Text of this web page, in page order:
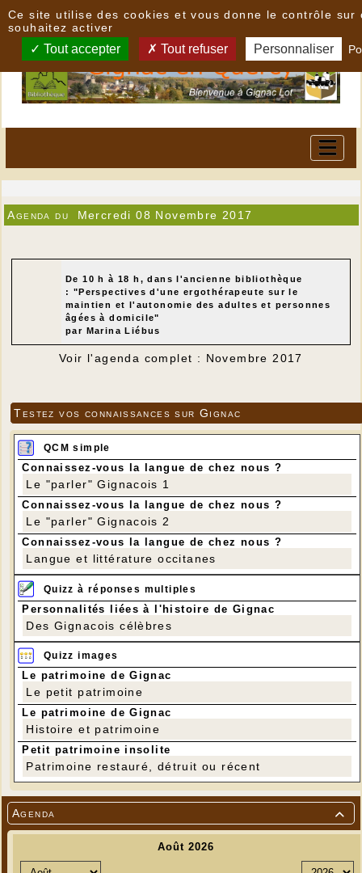

Agenda
Agenda du Mercredi 08 Novembre 2017
De 10 h à 18 h, dans l'ancienne bibliothèque
: "Perspectives d'une ergothérapeute sur le
maintien et l'autonomie des adultes et personnes
âgées à domicile"
par Marina Liébus
Voir l'agenda complet : Novembre 2017
Testez vos connaissances sur Gignac
QCM simple
Connaissez-vous la langue de chez nous ?
Le "parler" Gignacois 1
Connaissez-vous la langue de chez nous ?
Le "parler" Gignacois 2
Connaissez-vous la langue de chez nous ?
Langue et littérature occitanes
Quizz à réponses multiples
Personnalités liées à l'histoire de Gignac
Des Gignacois célèbres
Quizz images
Le patrimoine de Gignac
Le petit patrimoine
Le patrimoine de Gignac
Histoire et patrimoine
Petit patrimoine insolite
Patrimoine restauré, détruit ou récent
Ce site utilise des cookies et vous donne le contrôle sur
souhaitez activer
Tout accepter Tout refuser Personnaliser